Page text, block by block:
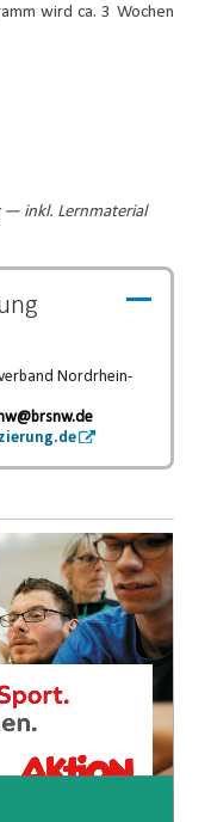
wird ca. 3 Wochen
— inkl. Lernmaterial
Nordrhein-